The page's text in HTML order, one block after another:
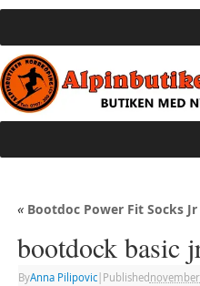
«Bootdoc Power Fit Socks Jr
bootdock basic
ByAnna Pilipovic| Published